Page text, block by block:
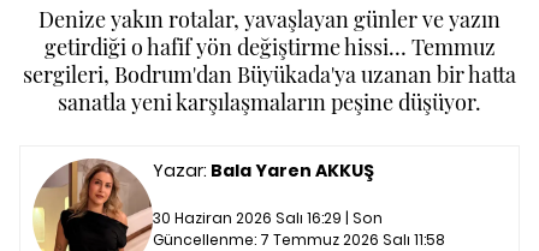
Denize yakın rotalar, yavaşlayan günler ve yazın
getirdiği o hafif yön değiştirme hissi… Temmuz
sergileri, Bodrum'dan Büyükada'ya uzanan bir hatta
sanatla yeni karşılaşmaların peşine düşüyor.
Yazar: Bala Yaren AKKUŞ
30 Haziran 2026 Salı 16:29 | Son
Güncellenme: 7 Temmuz 2026 Salı 11:58